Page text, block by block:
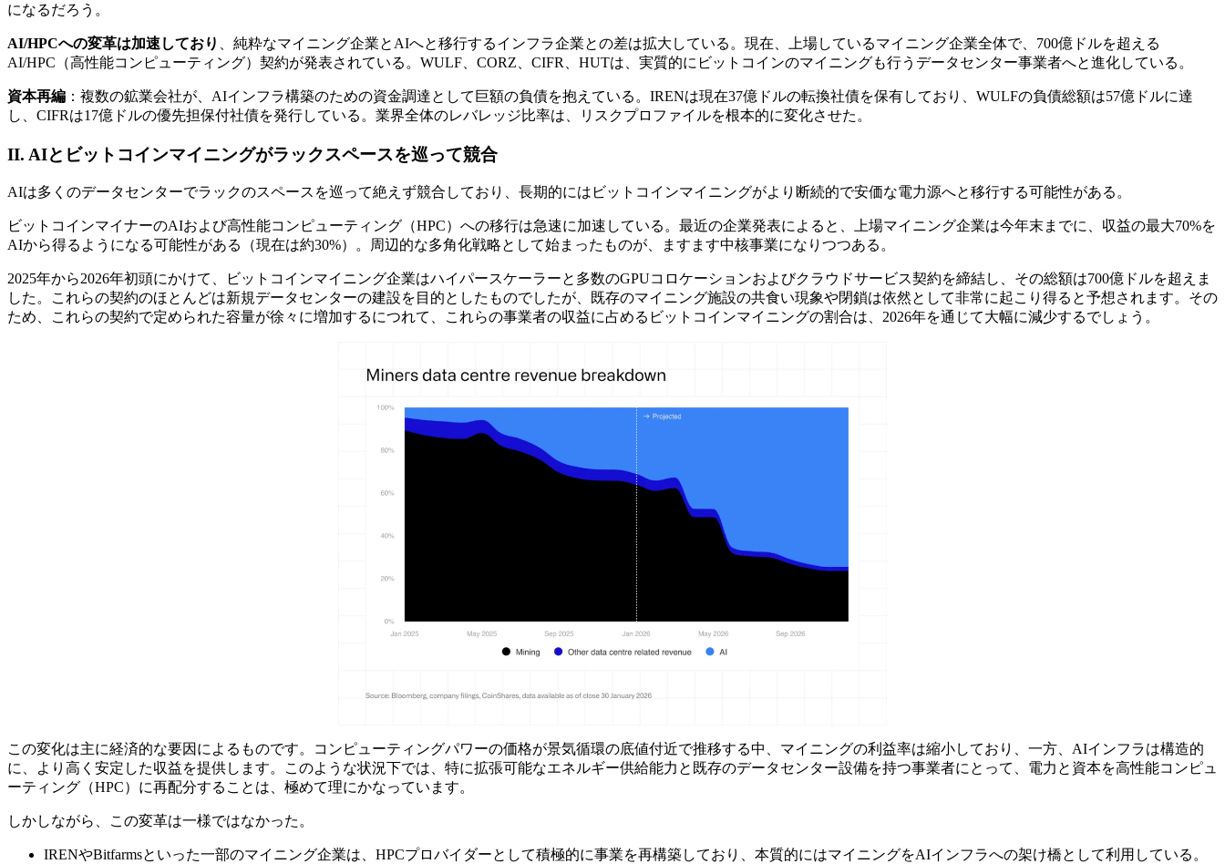
になるだろう。
AI/HPCへの変革は加速しており
、純粋なマイニング企業とAIへと移行するインフラ企業との差は拡大している。現在、上場しているマイニング企業全体で、700億ドルを超える
AI/HPC（高性能コンピューティング）契約が発表されている。WULF、CORZ、CIFR、HUTは、実質的にビットコインのマイニングも行うデータセンター事業者へと進化している。
資本再編 ：複数の鉱業会社が、AIインフラ構築のための資金調達として巨額の負債を抱えている。IRENは現在37億ドルの転換社債を保有しており、WULFの負債総額は57億ドルに達
し、CIFRは17億ドルの優先担保付社債を発行している。業界全体のレバレッジ比率は、リスクプロファイルを根本的に変化させた。
II. AIとビットコインマイニングがラックスペースを巡って競合
AIは多くのデータセンターでラックのスペースを巡って絶えず競合しており、長期的にはビットコインマイニングがより断続的で安価な電力源へと移行する可能性がある。
ビットコインマイナーのAIおよび高性能コンピューティング（HPC）への移行は急速に加速している。最近の企業発表によると、上場マイニング企業は今年末までに、収益の最大70%を
AIから得るようになる可能性がある（現在は約30%）。周辺的な多角化戦略として始まったものが、ますます中核事業になりつつある。
2025年から2026年初頭にかけて、ビットコインマイニング企業はハイパースケーラーと多数のGPUコロケーションおよびクラウドサービス契約を締結し、その総額は700億ドルを超えま
した。これらの契約のほとんどは新規データセンターの建設を目的としたものでしたが、既存のマイニング施設の共食い現象や閉鎖は依然として非常に起こり得ると予想されます。その
ため、これらの契約で定められた容量が徐々に増加するにつれて、これらの事業者の収益に占めるビットコインマイニングの割合は、2026年を通じて大幅に減少するでしょう。
この変化は主に経済的な要因によるものです。コンピューティングパワーの価格が景気循環の底値付近で推移する中、マイニングの利益率は縮小しており、一方、AIインフラは構造的
に、より高く安定した収益を提供します。このような状況下では、特に拡張可能なエネルギー供給能力と既存のデータセンター設備を持つ事業者にとって、電力と資本を高性能コンピュ
ーティング（HPC）に再配分することは、極めて理にかなっています。
しかしながら、この変革は一様ではなかった。
IRENやBitfarmsといった一部のマイニング企業は、HPCプロバイダーとして積極的に事業を再構築しており、本質的にはマイニングをAIインフラへの架け橋として利用している。